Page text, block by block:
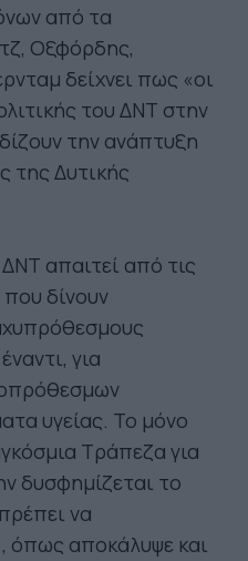
από τα
Οξφόρδης,
δείχνει πως «οι
του ΔΝΤ στην
την ανάπτυξη
της Δυτικής
απαιτεί από τις
που δίνουν
για
υγείας. Το μόνο
Τράπεζα για
δυσφημίζεται το
να
όπως αποκάλυψε και